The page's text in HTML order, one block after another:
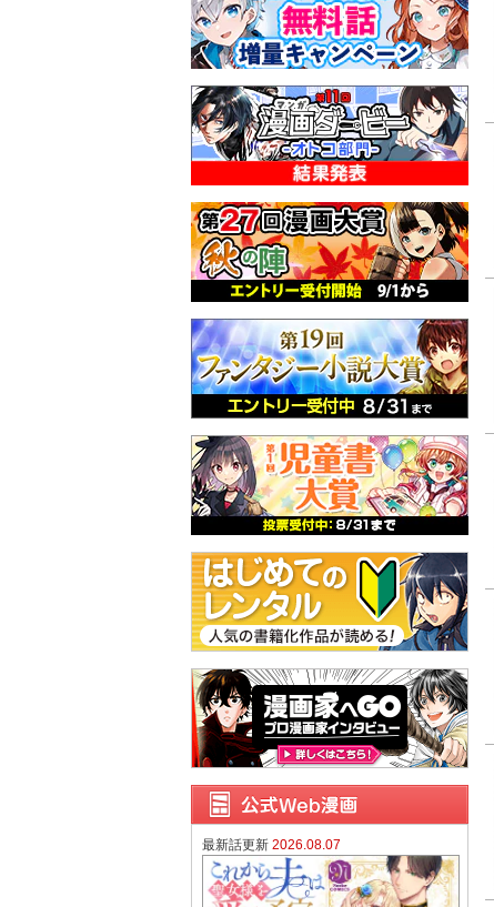
最新話更新 2026.08.07